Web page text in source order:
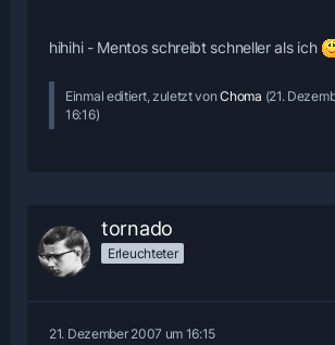
hihihi - Mentos schreibt schneller als ich
Einmal editiert, zuletzt vonChoma (21.
16:16)
tornado
Erleuchteter
21. Dezember 2007 um 16:15